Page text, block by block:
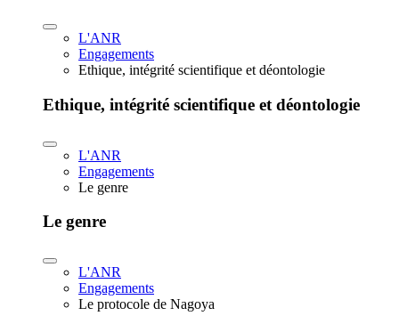
L'ANR
Engagements
Ethique, intégrité scientifique et déontologie
Ethique, intégrité scientifique et déontologie
L'ANR
Engagements
Le genre
Le genre
L'ANR
Engagements
Le protocole de Nagoya